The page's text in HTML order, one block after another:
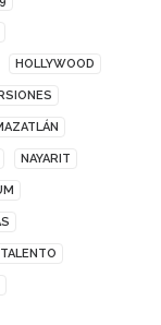
HOLLYWOOD
NAYARIT
TALENTO